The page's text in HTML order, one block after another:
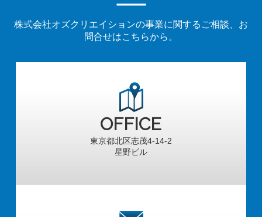
株式会社オズクリエイションの事業に関するご相談、お
問合せはこちらから。
OFFICE
東京都北区志茂4-14-2
星野ビル